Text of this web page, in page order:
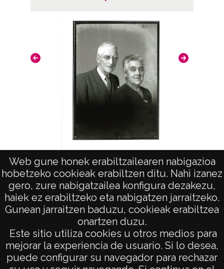
Web gune honek erabiltzailearen nabigazioa
hobetzeko cookieak erabiltzen ditu. Nahi izanez
gero, zure nabigatzailea konfigura dezakezu,
haiek ez erabiltzeko eta nabigatzen jarraitzeko.
Gunean jarraitzen baduzu, cookieak erabiltzea
onartzen duzu.
Este sitio utiliza cookies u otros medios para
mejorar la experiencia de usuario. Si lo desea,
puede configurar su navegador para rechazar
"Alejandro Gamarra"
AVISO LEGAL
POLÍTICA DE PRIVACIDAD
ACCESIBILIDAD